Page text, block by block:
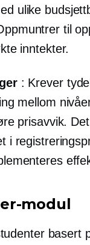
ulike
til
inntekter.
: Krever
mellom
prisavvik.
i
modul
basert